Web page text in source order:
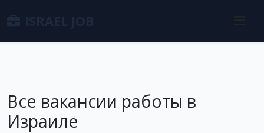
Все вакансии работы в
Израиле